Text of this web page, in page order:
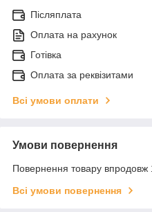
Післяплата
Оплата на рахунок
Готівка
Оплата за реквізитами
Всі умови оплати
Умови повернення
Повернення товару впродовж
Всі умови повернення